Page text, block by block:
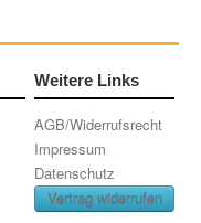
Weitere Links
AGB/Widerrufsrecht
Impressum
Datenschutz
Vertrag widerrufen